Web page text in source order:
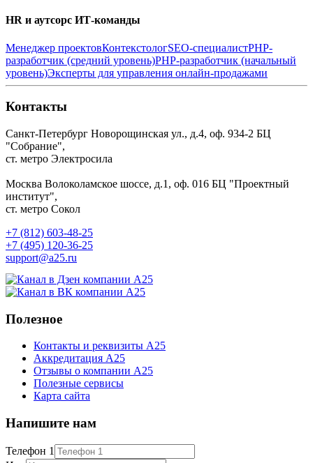
HR и аутсорс ИТ-команды
Менеджер проектовКонтекстологSEO-специалистPHP-
разработчик (средний уровень)PHP-разработчик (начальный
уровень)Эксперты для управления онлайн-продажами
Контакты
Санкт-Петербург Новорощинская ул., д.4, оф. 934-2 БЦ
"Собрание",
ст. метро Электросила
Москва Волоколамское шоссе, д.1, оф. 016 БЦ "Проектный
институт",
ст. метро Сокол
+7 (812) 603-48-25
+7 (495) 120-36-25
support@a25.ru
Полезное
Контакты и реквизиты А25
Аккредитация А25
Отзывы о компании А25
Полезные сервисы
Карта сайта
Напишите нам
Телефон 1